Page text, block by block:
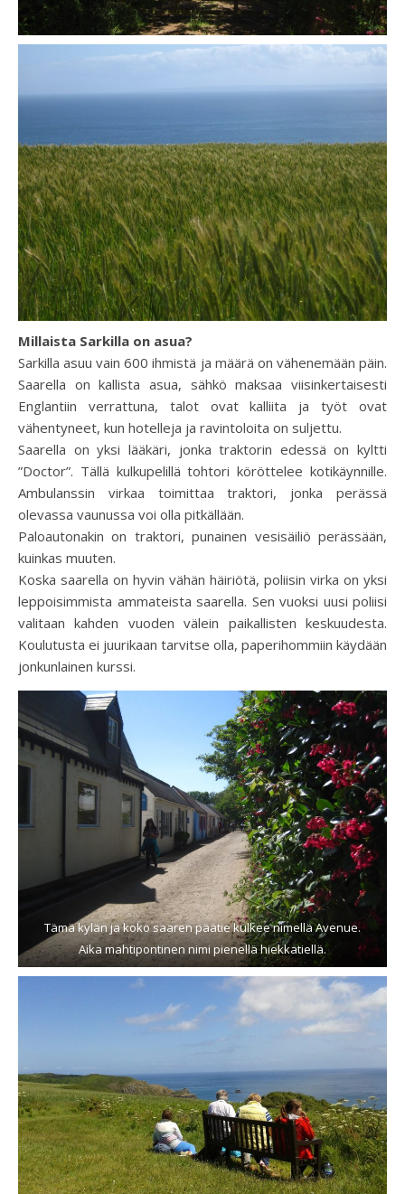
Millaista Sarkilla on asua?
Sarkilla asuu vain 600 ihmistä ja määrä on vähenemään päin.
Saarella on kallista asua, sähkö maksaa viisinkertaisesti
Englantiin verrattuna, talot ovat kalliita ja työt ovat
vähentyneet, kun hotelleja ja ravintoloita on suljettu.
Saarella on yksi lääkäri, jonka traktorin edessä on kyltti
”Doctor”. Tällä kulkupelillä tohtori köröttelee kotikäynnille.
Ambulanssin virkaa toimittaa traktori, jonka perässä
olevassa vaunussa voi olla pitkällään.
Paloautonakin on traktori, punainen vesisäiliö perässään,
kuinkas muuten.
Koska saarella on hyvin vähän häiriötä, poliisin virka on yksi
leppoisimmista ammateista saarella. Sen vuoksi uusi poliisi
valitaan kahden vuoden välein paikallisten keskuudesta.
Koulutusta ei juurikaan tarvitse olla, paperihommiin käydään
jonkunlainen kurssi.
Tämä kylän ja koko saaren päätie kulkee nimellä Avenue.
Aika mahtipontinen nimi pienellä hiekkatiellä.